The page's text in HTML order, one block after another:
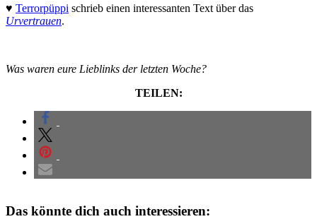
♥ Terrorpüppi schrieb einen interessanten Text über das
Urvertrauen.
Was waren eure Lieblinks der letzten Woche?
TEILEN:
Das könnte dich auch interessieren: